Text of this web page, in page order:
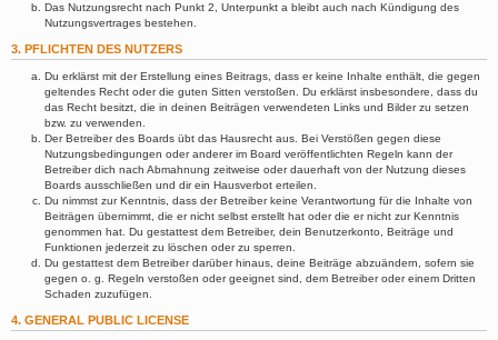
Das Nutzungsrecht nach Punkt 2, Unterpunkt a bleibt auch nach Kündigung des
Nutzungsvertrages bestehen.
3. PFLICHTEN DES NUTZERS
Du erklärst mit der Erstellung eines Beitrags, dass er keine Inhalte enthält, die gegen
geltendes Recht oder die guten Sitten verstoßen. Du erklärst insbesondere, dass du
das Recht besitzt, die in deinen Beiträgen verwendeten Links und Bilder zu setzen
bzw. zu verwenden.
Der Betreiber des Boards übt das Hausrecht aus. Bei Verstößen gegen diese
Nutzungsbedingungen oder anderer im Board veröffentlichten Regeln kann der
Betreiber dich nach Abmahnung zeitweise oder dauerhaft von der Nutzung dieses
Boards ausschließen und dir ein Hausverbot erteilen.
Du nimmst zur Kenntnis, dass der Betreiber keine Verantwortung für die Inhalte von
Beiträgen übernimmt, die er nicht selbst erstellt hat oder die er nicht zur Kenntnis
genommen hat. Du gestattest dem Betreiber, dein Benutzerkonto, Beiträge und
Funktionen jederzeit zu löschen oder zu sperren.
Du gestattest dem Betreiber darüber hinaus, deine Beiträge abzuändern, sofern sie
gegen o. g. Regeln verstoßen oder geeignet sind, dem Betreiber oder einem Dritten
Schaden zuzufügen.
4. GENERAL PUBLIC LICENSE